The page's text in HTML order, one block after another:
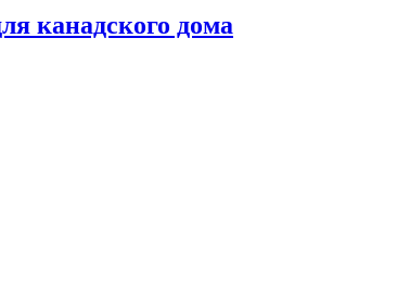
канадского дома